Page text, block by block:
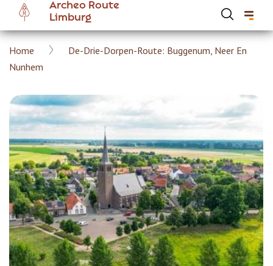
Overslaan
naar
inhoud
Archeo Route
Limburg
Kruimelpad
Home
De-Drie-Dorpen-Route: Buggenum, Neer En
Nunhem